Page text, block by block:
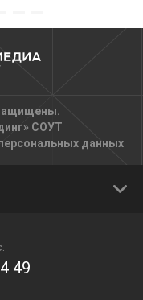
СОУТ
данных
49